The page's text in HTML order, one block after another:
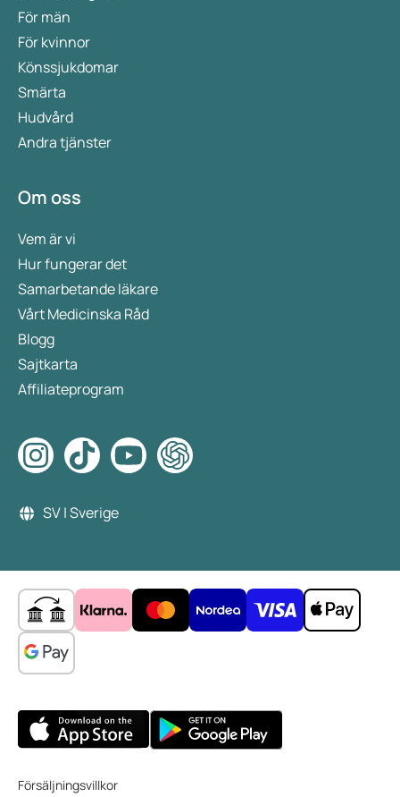
För män
För kvinnor
Könssjukdomar
Smärta
Hudvård
Andra tjänster
Om oss
Vem är vi
Hur fungerar det
Samarbetande läkare
Vårt Medicinska Råd
Blogg
Sajtkarta
Affiliateprogram
SV | Sverige
Försäljningsvillkor